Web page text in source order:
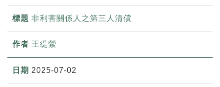
非利害關係人之第三人清償
王緹縈
2025-07-02